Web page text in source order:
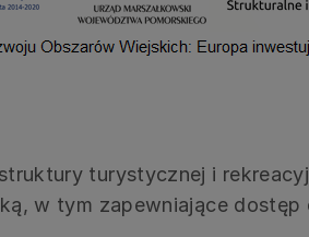
turystycznej i
w tym zapewniające dostęp